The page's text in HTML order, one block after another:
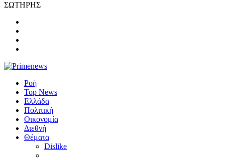
ΣΩΤΗΡΗΣ
Ροή
Top News
Ελλάδα
Πολιτική
Οικονομία
Διεθνή
Θέματα
Dislike